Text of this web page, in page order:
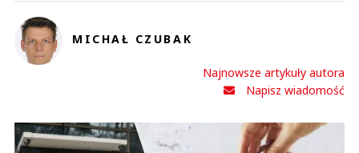
MICHAŁ CZUBAK
Najnowsze artykuły autora
Napisz wiadomość